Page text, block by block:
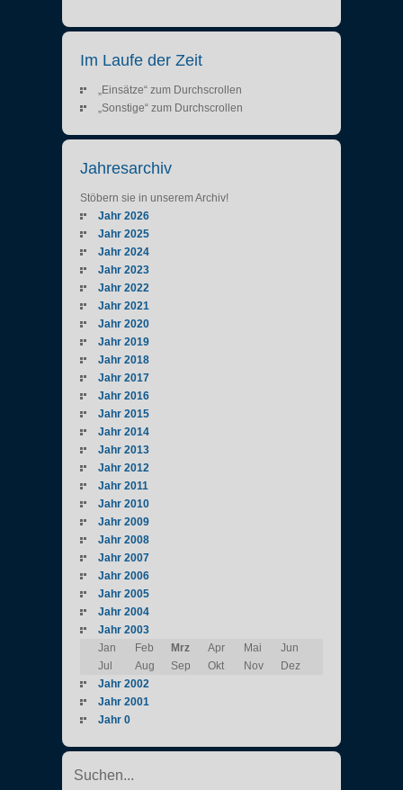
Im Laufe der Zeit
„Einsätze“ zum Durchscrollen
„Sonstige“ zum Durchscrollen
Jahresarchiv
Stöbern sie in unserem Archiv!
Jahr 2026
Jahr 2025
Jahr 2024
Jahr 2023
Jahr 2022
Jahr 2021
Jahr 2020
Jahr 2019
Jahr 2018
Jahr 2017
Jahr 2016
Jahr 2015
Jahr 2014
Jahr 2013
Jahr 2012
Jahr 2011
Jahr 2010
Jahr 2009
Jahr 2008
Jahr 2007
Jahr 2006
Jahr 2005
Jahr 2004
Jahr 2003
Jan
Feb Mrz Apr Mai
Jun
Jul
Aug Sep Okt Nov
Dez
Jahr 2002
Jahr 2001
Jahr 0